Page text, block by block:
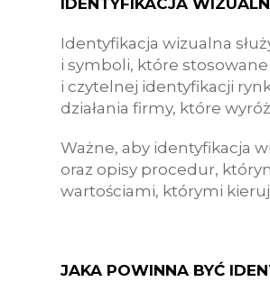
IDENTYFIKACJA
Identyfikacja wizualna
i symboli, które
i czytelnej identyfikacji
działania firmy, które
Ważne, aby identyfikacja
oraz opisy procedur,
wartościami, którymi
JAKA POWINNA BYĆ